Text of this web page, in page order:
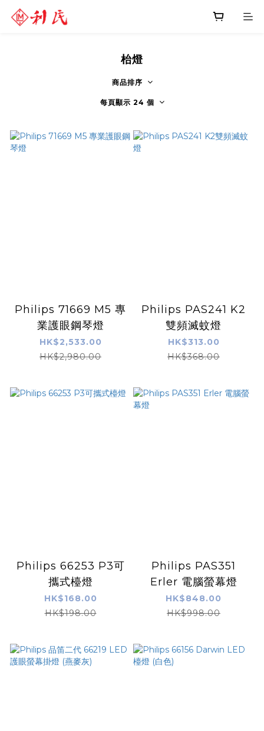
枱燈
商品排序
每頁顯示 24 個
Philips 71669 M5 專
業護眼鋼琴燈
HK$2,533.00
HK$2,980.00
Philips PAS241 K2
雙頻滅蚊燈
HK$313.00
HK$368.00
Philips 66253 P3可
攜式檯燈
HK$168.00
HK$198.00
Philips PAS351
Erler 電腦螢幕燈
HK$848.00
HK$998.00